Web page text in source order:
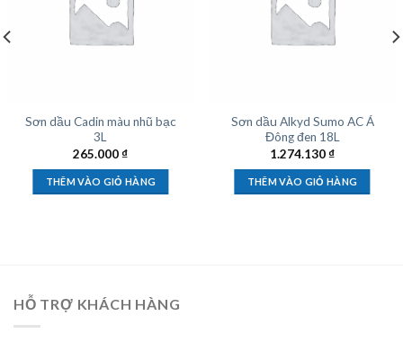
Sơn dầu Cadin màu nhũ bạc
3L
265.000₫
THÊM VÀO GIỎ HÀNG
Sơn dầu Alkyd Sumo AC Á
Đông đen 18L
1.274.130₫
THÊM VÀO GIỎ HÀNG
HỖ TRỢ KHÁCH HÀNG